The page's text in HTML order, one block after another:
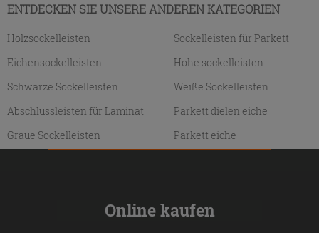
ENTDECKEN SIE UNSERE ANDEREN KATEGORIEN
Holzsockelleisten
Sockelleisten für Parkett
Eichensockelleisten
Hohe sockelleisten
Schwarze Sockelleisten
Weiße Sockelleisten
Abschlussleisten für Laminat
Parkett dielen eiche
Graue Sockelleisten
Parkett eiche
Online kaufen